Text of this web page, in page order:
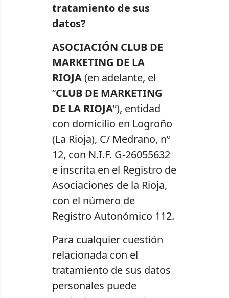
tratamiento de sus
datos?
ASOCIACIÓN CLUB DE
MARKETING DE LA
RIOJA(en adelante, el
“CLUB DE MARKETING
DE LA RIOJA”), entidad
con domicilio en Logroño
(La Rioja), C/ Medrano, nº
12, con N.I.F. G-26055632
e inscrita en el Registro de
Asociaciones de la Rioja,
con el número de
Registro Autonómico 112.
Para cualquier cuestión
relacionada con el
tratamiento de sus datos
personales puede